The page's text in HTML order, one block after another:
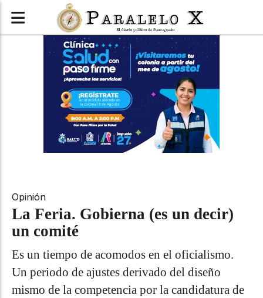
La Feria. Gobierna (es un decir)
un comité
Es un tiempo de acomodos en el oficialismo.
Un periodo de ajustes derivado del diseño
mismo de la competencia por la candidatura de
Opinión